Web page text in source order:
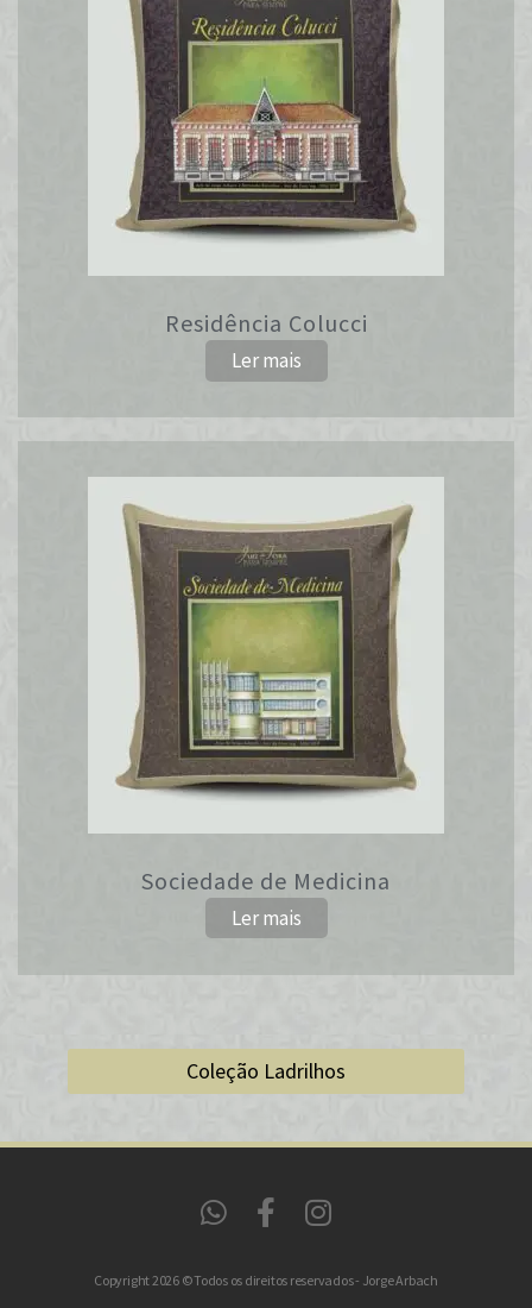
Residência Colucci
Ler mais
Sociedade de Medicina
Ler mais
Coleção Ladrilhos
Copyright 2026 © Todos os direitos reservados - Jorge Arbach